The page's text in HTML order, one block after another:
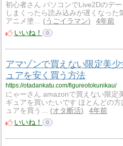
初心者さん パソコンでLive2Dのデ
しまくったら読み込みが遅くなった
アニメ塗…
うごイラマン
4年前
いいね！
0
アマゾンで買えない限定美
ュアを安く買う方法
https://otadankatu.com/figureotokunikau/
にゃーさん amazonで買えない限定
ギュアを買いたいです ほとんどの方
ュアを買う…
オタ断活
4年前
いいね！
0